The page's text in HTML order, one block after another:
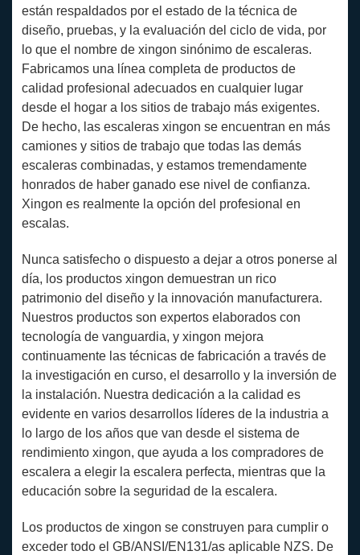
están respaldados por el estado de la técnica de
diseño, pruebas, y la evaluación del ciclo de vida, por
lo que el nombre de xingon sinónimo de escaleras.
Fabricamos una línea completa de productos de
calidad profesional adecuados en cualquier lugar
desde el hogar a los sitios de trabajo más exigentes.
De hecho, las escaleras xingon se encuentran en más
camiones y sitios de trabajo que todas las demás
escaleras combinadas, y estamos tremendamente
honrados de haber ganado ese nivel de confianza.
Xingon es realmente la opción del profesional en
escalas.
Nunca satisfecho o dispuesto a dejar a otros ponerse al
día, los productos xingon demuestran un rico
patrimonio del diseño y la innovación manufacturera.
Nuestros productos son expertos elaborados con
tecnología de vanguardia, y xingon mejora
continuamente las técnicas de fabricación a través de
la investigación en curso, el desarrollo y la inversión de
la instalación. Nuestra dedicación a la calidad es
evidente en varios desarrollos líderes de la industria a
lo largo de los años que van desde el sistema de
rendimiento xingon, que ayuda a los compradores de
escalera a elegir la escalera perfecta, mientras que la
educación sobre la seguridad de la escalera.
Los productos de xingon se construyen para cumplir o
exceder todo el GB/ANSI/EN131/as aplicable NZS. De